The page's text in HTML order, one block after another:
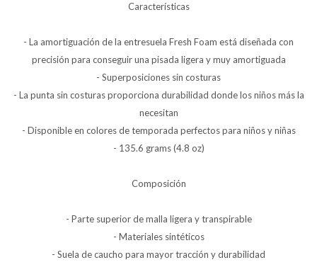
Características
- La amortiguación de la entresuela Fresh Foam está diseñada con
precisión para conseguir una pisada ligera y muy amortiguada
- Superposiciones sin costuras
- La punta sin costuras proporciona durabilidad donde los niños más la
necesitan
- Disponible en colores de temporada perfectos para niños y niñas
- 135.6 grams (4.8 oz)
Composición
- Parte superior de malla ligera y transpirable
- Materiales sintéticos
- Suela de caucho para mayor tracción y durabilidad